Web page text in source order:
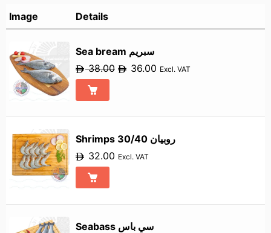
Fresh Shellfish
Fresh Octopus, squid, cuttlefish
Fresh Shimp / Prawn / Lobster
Small Size Fresh Fish
Normal Size Fresh Fish
Big Size Fresh Fish
Sort by Rating
Sort by Price high to
Image Details
Sea bream سبريم
38.00
36.00 Excl. VAT
Shrimps 30/40 روبيان
32.00 Excl. VAT
Seabass سي باس